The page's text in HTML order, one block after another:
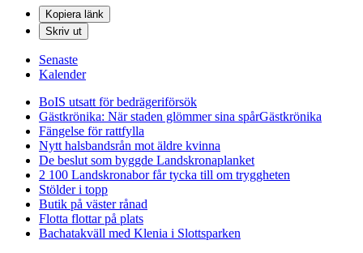
Kopiera länk
Skriv ut
Senaste
Kalender
BoIS utsatt för bedrägeriförsök
Gästkrönika: När staden glömmer sina spårGästkrönika
Fängelse för rattfylla
Nytt halsbandsrån mot äldre kvinna
De beslut som byggde Landskronaplanket
2 100 Landskronabor får tycka till om tryggheten
Stölder i topp
Butik på väster rånad
Flotta flottar på plats
Bachatakväll med Klenia i Slottsparken